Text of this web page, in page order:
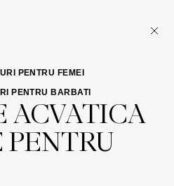
PENTRU FEMEI
PENTRU BARBATI
ACVATICA